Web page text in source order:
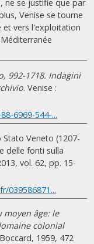
ne se justifie que par
Venise se tourne
et vers l'exploitation
992-1718. Indagini
. Venise :
6969-544-...
Veneto (1207-
delle fonti sulla
vol. 62, pp. 15-
039586871...
moyen âge: le
colonial
1959, 472